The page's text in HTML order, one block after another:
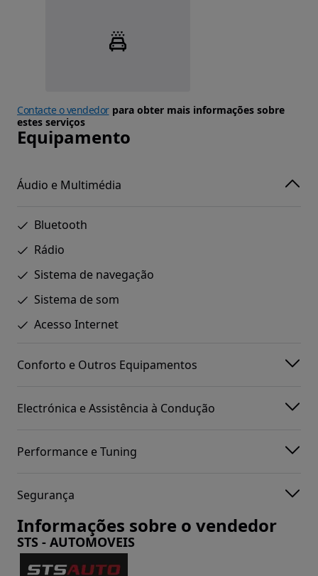
Contacte o vendedorpara obter mais informações sobre
estes serviços
Equipamento
Áudio e Multimédia
Bluetooth
Rádio
Sistema de navegação
Sistema de som
Acesso Internet
Conforto e Outros Equipamentos
Electrónica e Assistência à Condução
Performance e Tuning
Segurança
Informações sobre o vendedor
STS - AUTOMOVEIS